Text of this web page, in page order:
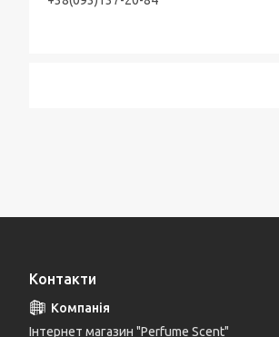
Контакти
Інтернет магазин "Perfume Scent"